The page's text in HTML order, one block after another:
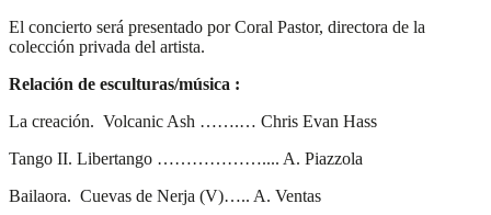
El concierto será presentado por Coral Pastor, directora de la
colección privada del artista.
Relación de esculturas/música :
La creación. Volcanic Ash …….… Chris Evan Hass
Tango II. Libertango ……………….... A. Piazzola
Bailaora. Cuevas de Nerja (V)….. A. Ventas